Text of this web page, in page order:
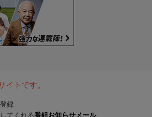
イトです。
録
てくれる番組お知らせメール